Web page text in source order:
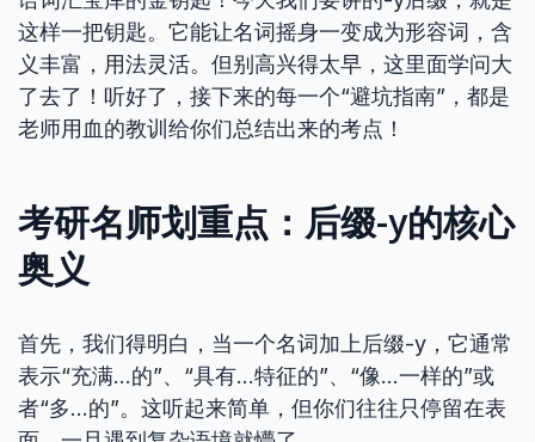
这样一把钥匙。它能让名词摇身一变成为形容词，含
义丰富，用法灵活。但别高兴得太早，这里面学问大
了去了！听好了，接下来的每一个“避坑指南”，都是
老师用血的教训给你们总结出来的考点！
考研名师划重点：后缀-y的核心
奥义
首先，我们得明白，当一个名词加上后缀-y，它通常
表示“充满…的”、“具有…特征的”、“像…一样的”或
者“多…的”。这听起来简单，但你们往往只停留在表